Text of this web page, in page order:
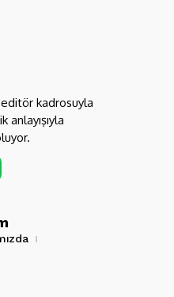
kadrosuyla
anlayışıyla